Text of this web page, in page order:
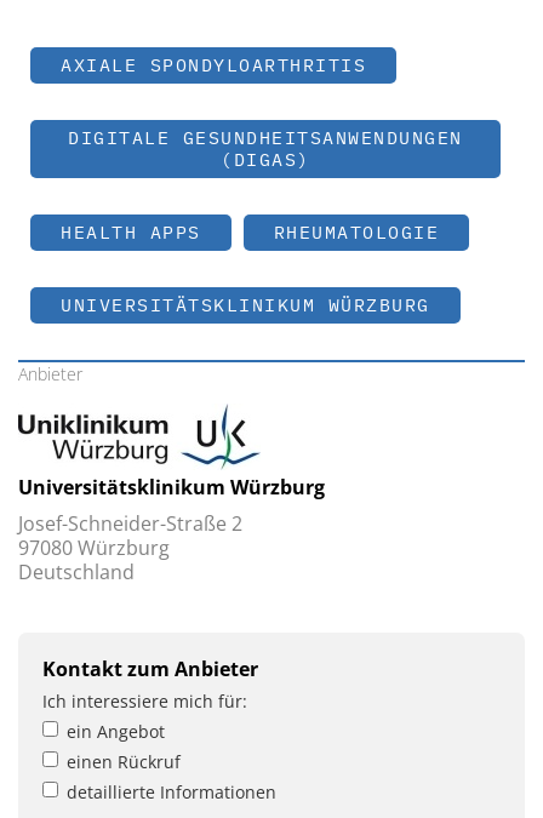
AXIALE SPONDYLOARTHRITIS
DIGITALE GESUNDHEITSANWENDUNGEN
(DIGAS)
HEALTH APPS RHEUMATOLOGIE
UNIVERSITÄTSKLINIKUM WÜRZBURG
Anbieter
Universitätsklinikum Würzburg
Josef-Schneider-Straße 2
97080 Würzburg
Deutschland
Kontakt zum Anbieter
Ich interessiere mich für:
ein Angebot
einen Rückruf
detaillierte Informationen